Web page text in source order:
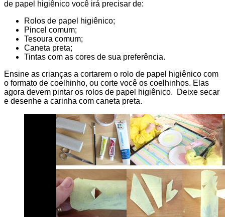
de papel higiênico você irá precisar de:
Rolos de papel higiênico;
Pincel comum;
Tesoura comum;
Caneta preta;
Tintas com as cores de sua preferência.
Ensine as crianças a cortarem o rolo de papel higiênico com
o formato de coelhinho, ou corte você os coelhinhos. Elas
agora devem pintar os rolos de papel higiênico. Deixe secar
e desenhe a carinha com caneta preta.